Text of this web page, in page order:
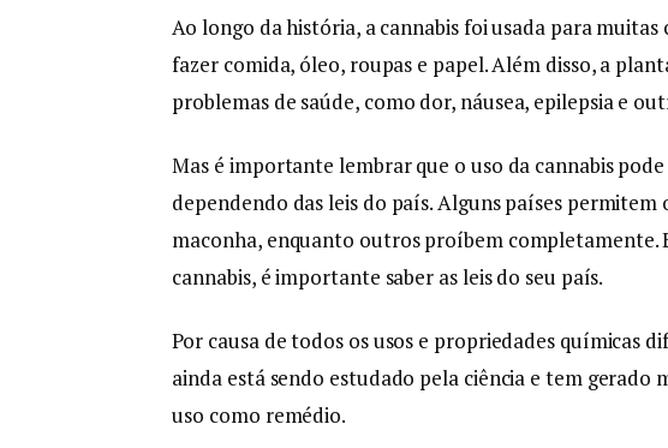
Ao longo da história, a cannabis foi usada para muitas
fazer comida, óleo, roupas e papel. Além disso, a
problemas de saúde, como dor, náusea, epilepsia e
Mas é importante lembrar que o uso da cannabis
dependendo das leis do país. Alguns países
maconha, enquanto outros proíbem completamente.
cannabis, é importante saber as leis do seu país.
Por causa de todos os usos e propriedades químicas
ainda está sendo estudado pela ciência e tem gerado
uso como remédio.